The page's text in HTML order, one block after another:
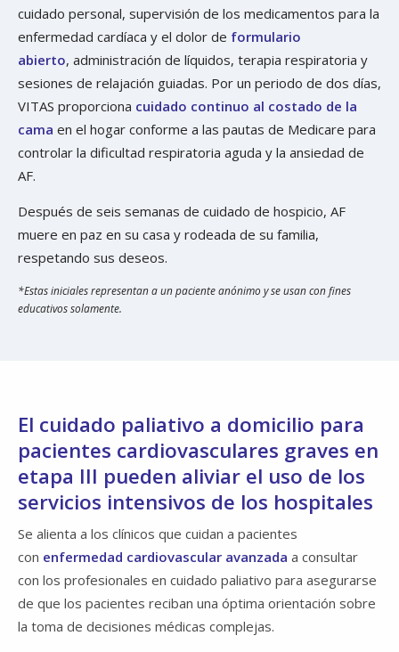
cuidado personal, supervisión de los medicamentos para la
enfermedad cardíaca y el dolor de formulario
abierto, administración de líquidos, terapia respiratoria y
sesiones de relajación guiadas. Por un periodo de dos días,
VITAS proporciona cuidado continuo al costado de la
cama en el hogar conforme a las pautas de Medicare para
controlar la dificultad respiratoria aguda y la ansiedad de
AF.
Después de seis semanas de cuidado de hospicio, AF
muere en paz en su casa y rodeada de su familia,
respetando sus deseos.
*Estas iniciales representan a un paciente anónimo y se usan con fines
educativos solamente.
El cuidado paliativo a domicilio para
pacientes cardiovasculares graves en
etapa III pueden aliviar el uso de los
servicios intensivos de los hospitales
Se alienta a los clínicos que cuidan a pacientes
con enfermedad cardiovascular avanzada a consultar
con los profesionales en cuidado paliativo para asegurarse
de que los pacientes reciban una óptima orientación sobre
la toma de decisiones médicas complejas.